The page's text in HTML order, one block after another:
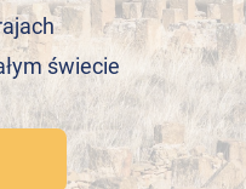
świecie